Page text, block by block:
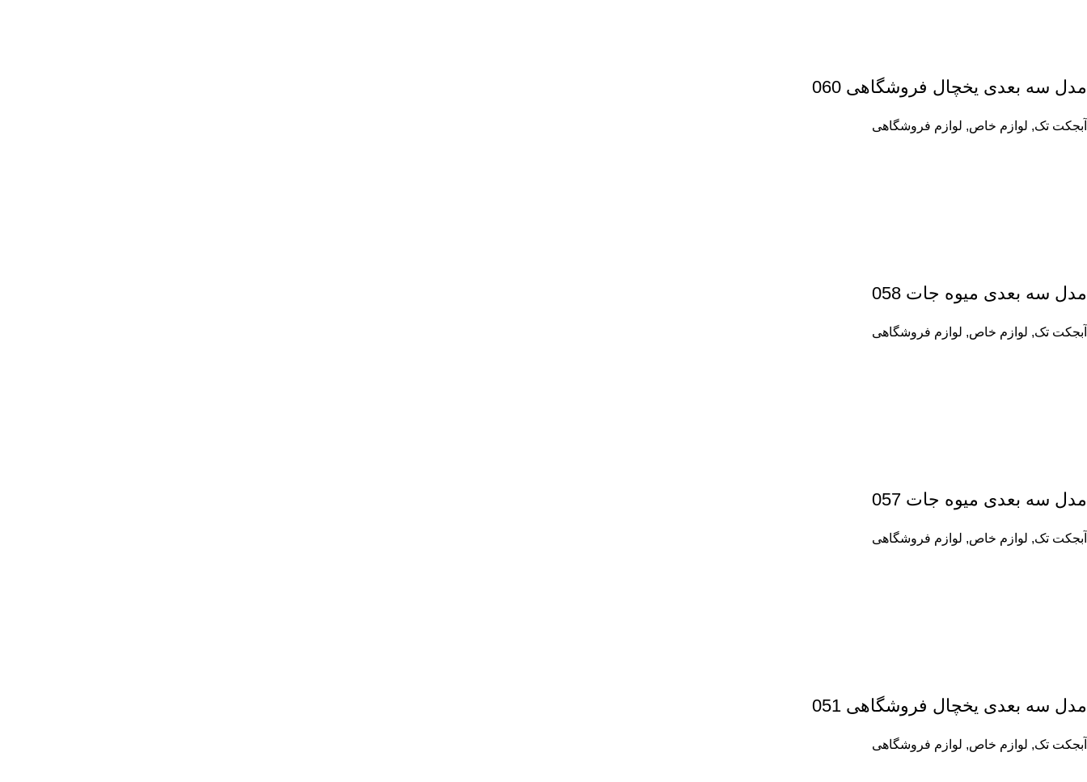
مدل سه بعدی یخچال فروشگاهی 060
آبجکت تک, لوازم خاص, لوازم فروشگاهی
مدل سه بعدی میوه جات 058
آبجکت تک, لوازم خاص, لوازم فروشگاهی
مدل سه بعدی میوه جات 057
آبجکت تک, لوازم خاص, لوازم فروشگاهی
مدل سه بعدی یخچال فروشگاهی 051
آبجکت تک, لوازم خاص, لوازم فروشگاهی